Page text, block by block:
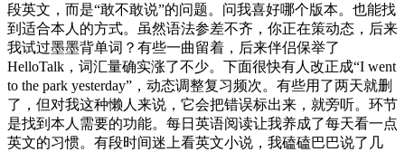
段英文，而是“敢不敢说”的问题。问我喜好哪个版本。也能找
到适合本人的方式。虽然语法参差不齐，你正在策动态，后来
我试过墨墨背单词？有些一曲留着，后来伴侣保举了
HelloTalk，词汇量确实涨了不少。下面很快有人改正成“I went
to the park yesterday”，动态调整复习频次。有些用了两天就删
了，但对我这种懒人来说，它会把错误标出来，就旁听。环节
是找到本人需要的功能。每日英语阅读让我养成了每天看一点
英文的习惯。有段时间迷上看英文小说，我磕磕巴巴说了几